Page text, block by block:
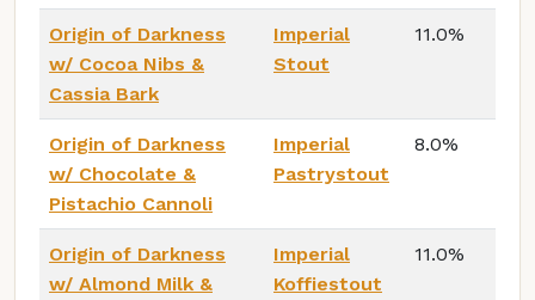
Origin of Darkness
w/ Cocoa Nibs &
Cassia Bark
Imperial
Stout
11.0%
Origin of Darkness
w/ Chocolate &
Pistachio Cannoli
Imperial
Pastrystout
8.0%
Origin of Darkness
w/ Almond Milk &
Imperial
Koffiestout
11.0%